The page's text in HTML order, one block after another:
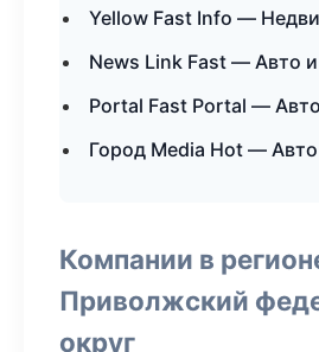
Yellow Fast Info —
News Link Fast — Авто
Portal Fast Portal —
Город Media Hot — Авто
Компании в
Приволжский
округ